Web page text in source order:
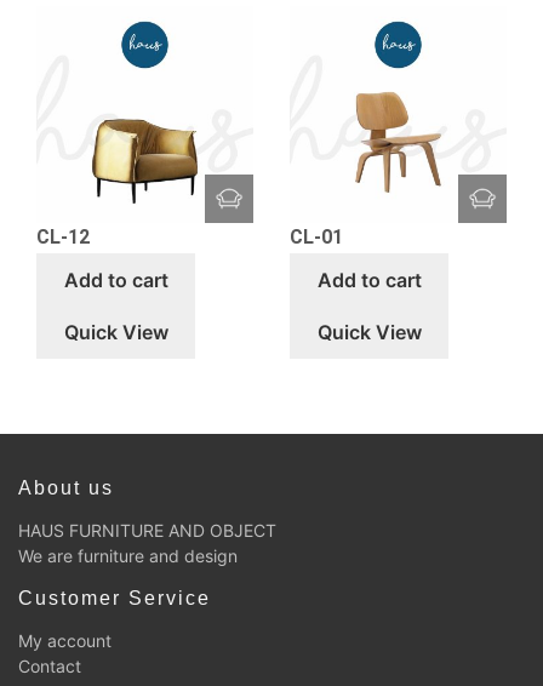
CL-12
Add to cart
Quick View
CL-01
Add to cart
Quick View
About us
HAUS FURNITURE AND OBJECT
We are furniture and design
Customer Service
My account
Contact